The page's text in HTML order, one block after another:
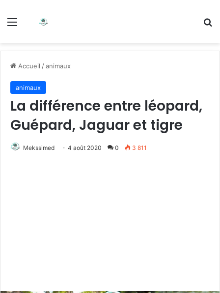
Accueil /animaux
animaux
La différence entre léopard,
Guépard, Jaguar et tigre
Mekssimed 4 août 2020 0 3 811